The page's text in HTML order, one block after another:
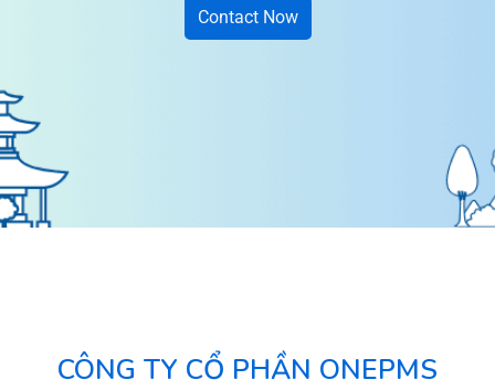
Contact Now
CÔNG TY CỔ PHẦN ONEPMS